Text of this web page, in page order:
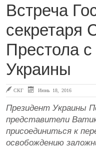
Встреча
секретаря
Престола
Украины
СКГ Июнь 18, 2016
Президент Украины
представители
присоединиться к
освобождению